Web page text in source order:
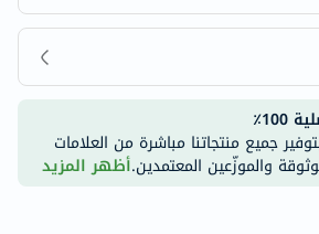
جميع منتجاتنا مباشرة من العلامات
والموزّعين المعتمدين.أظهر المزيد